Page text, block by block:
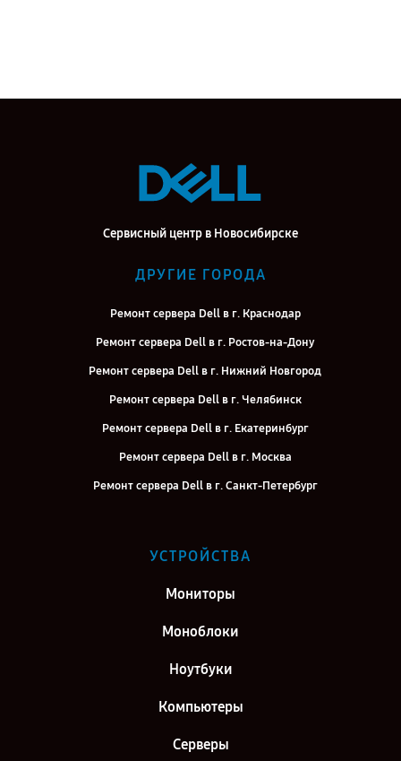
Сервисный центр в Новосибирске
ДРУГИЕ ГОРОДА
Ремонт сервера Dell в г. Краснодар
Ремонт сервера Dell в г. Ростов-на-Дону
Ремонт сервера Dell в г. Нижний Новгород
Ремонт сервера Dell в г. Челябинск
Ремонт сервера Dell в г. Екатеринбург
Ремонт сервера Dell в г. Москва
Ремонт сервера Dell в г. Санкт-Петербург
УСТРОЙСТВА
Мониторы
Моноблоки
Ноутбуки
Компьютеры
Серверы